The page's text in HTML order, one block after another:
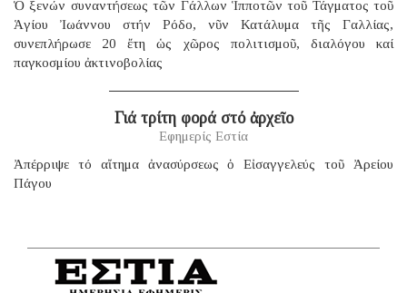
Ὁ ξενών συναντήσεως τῶν Γάλλων Ἱπποτῶν τοῦ Τάγματος τοῦ
Ἁγίου Ἰωάννου στήν Ρόδο, νῦν Κατάλυμα τῆς Γαλλίας,
συνεπλήρωσε 20 ἔτη ὡς χῶρος πολιτισμοῦ, διαλόγου καί
παγκοσμίου ἀκτινοβολίας
Γιά τρίτη φορά στό ἀρχεῖο
Εφημερίς Εστία
Ἀπέρριψε τό αἴτημα ἀνασύρσεως ὁ Εἰσαγγελεύς τοῦ Ἀρείου
Πάγου